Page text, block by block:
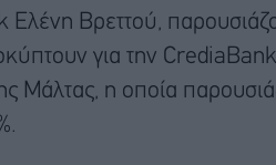
Βρεττού,
για την
Μάλτας, η οποία